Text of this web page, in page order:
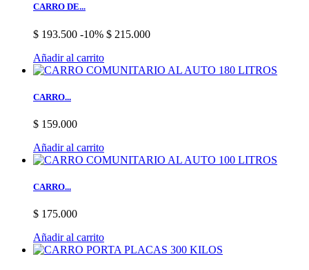
CARRO DE...
$ 193.500 -10% $ 215.000
Añadir al carrito
CARRO...
$ 159.000
Añadir al carrito
CARRO...
$ 175.000
Añadir al carrito